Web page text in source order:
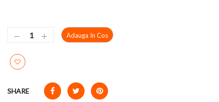
Adauga In Cos
SHARE